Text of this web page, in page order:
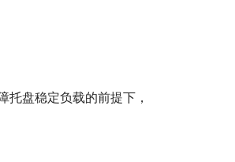
盘稳定负载的前提下，